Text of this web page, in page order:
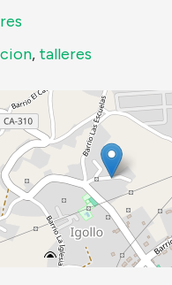
, talleres